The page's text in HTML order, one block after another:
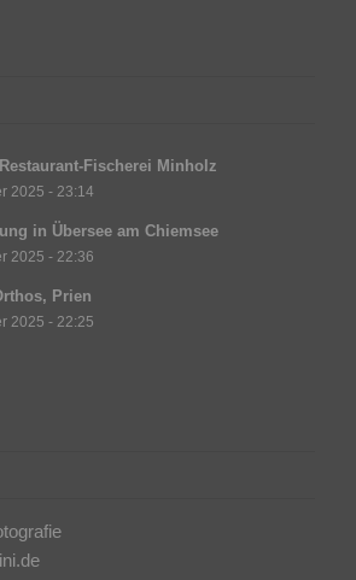
Fischerei Minholz
2025 - 23:14
in Übersee am Chiemsee
2025 - 22:36
Prien
2025 - 22:25